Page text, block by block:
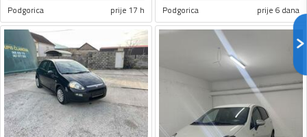
Podgorica prije 17 h Podgorica prije 6 dana